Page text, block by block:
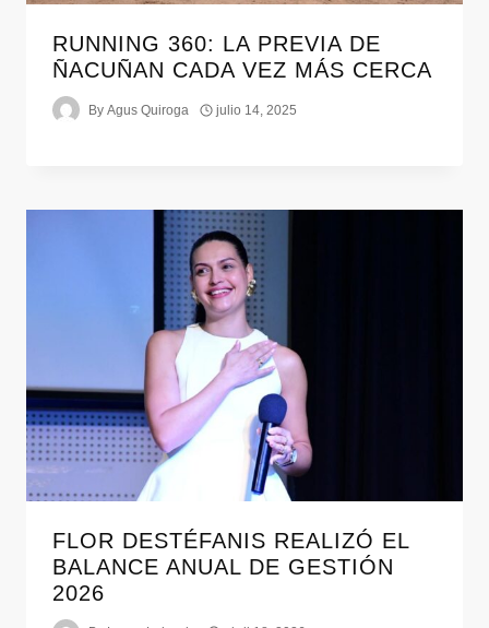
RUNNING 360: LA PREVIA DE
ÑACUÑAN CADA VEZ MÁS CERCA
By Agus Quiroga julio 14, 2025
FLOR DESTÉFANIS REALIZÓ EL
BALANCE ANUAL DE GESTIÓN
2026